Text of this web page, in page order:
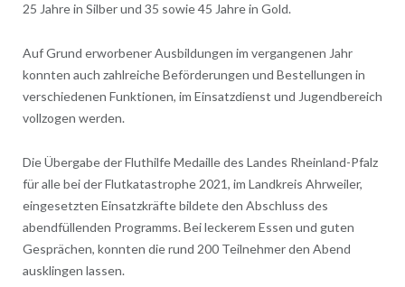
25 Jahre in Silber und 35 sowie 45 Jahre in Gold.
Auf Grund erworbener Ausbildungen im vergangenen Jahr
konnten auch zahlreiche Beförderungen und Bestellungen in
verschiedenen Funktionen, im Einsatzdienst und Jugendbereich
vollzogen werden.
Die Übergabe der Fluthilfe Medaille des Landes Rheinland-Pfalz
für alle bei der Flutkatastrophe 2021, im Landkreis Ahrweiler,
eingesetzten Einsatzkräfte bildete den Abschluss des
abendfüllenden Programms. Bei leckerem Essen und guten
Gesprächen, konnten die rund 200 Teilnehmer den Abend
ausklingen lassen.